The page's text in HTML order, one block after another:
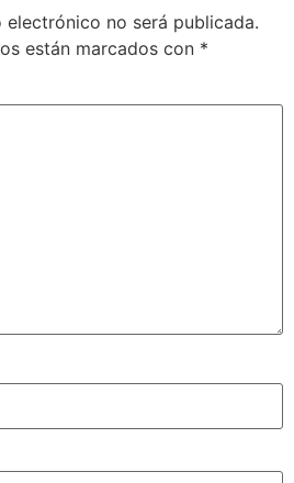
no será publicada.
están marcados con *